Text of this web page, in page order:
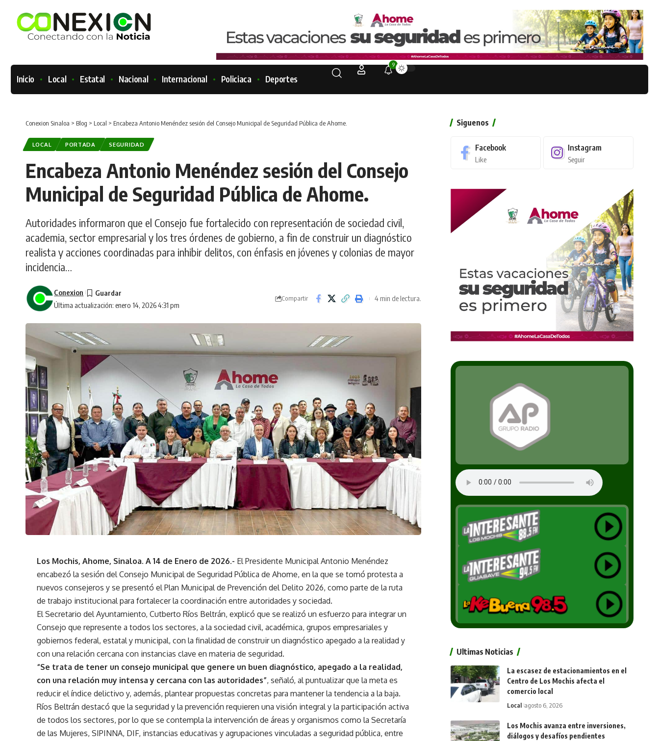
Inicio Local Estatal Nacional Internacional Policiaca Deportes
9
Conexion Sinaloa > Blog > Local > Encabeza Antonio Menéndez sesión del Consejo Municipal de Seguridad Pública de Ahome.
LOCAL PORTADA SEGURIDAD
Encabeza Antonio Menéndez sesión del Consejo
Municipal de Seguridad Pública de Ahome.
Autoridades informaron que el Consejo fue fortalecido con representación de sociedad civil,
academia, sector empresarial y los tres órdenes de gobierno, a fin de construir un diagnóstico
realista y acciones coordinadas para inhibir delitos, con énfasis en jóvenes y colonias de mayor
incidencia…
Última actualización: enero 14, 2026 4:31 pm
Conexion
Compartir 4 min de lectura.
Los Mochis, Ahome, Sinaloa. A 14 de Enero de 2026.- El Presidente Municipal Antonio Menéndez
encabezó la sesión del Consejo Municipal de Seguridad Pública de Ahome, en la que se tomó protesta a
nuevos consejeros y se presentó el Plan Municipal de Prevención del Delito 2026, como parte de la ruta
de trabajo institucional para fortalecer la coordinación entre autoridades y sociedad.
El Secretario del Ayuntamiento, Cutberto Ríos Beltrán, explicó que se realizó un esfuerzo para integrar un
Consejo que represente a todos los sectores, a la sociedad civil, académica, grupos empresariales y
gobiernos federal, estatal y municipal, con la finalidad de construir un diagnóstico apegado a la realidad y
con una relación cercana con instancias clave en materia de seguridad.
“Se trata de tener un consejo municipal que genere un buen diagnóstico, apegado a la realidad,
con una relación muy intensa y cercana con las autoridades”, señaló, al puntualizar que la meta es
reducir el índice delictivo y, además, plantear propuestas concretas para mantener la tendencia a la baja.
Ríos Beltrán destacó que la seguridad y la prevención requieren una visión integral y la participación activa
de todos los sectores, por lo que se contempla la intervención de áreas y organismos como la Secretaría
de las Mujeres, SIPINNA, DIF, instancias educativas y agrupaciones vinculadas a seguridad pública, entre
Siguenos
Facebook
Like
Instagram
Seguir
Ultimas Noticias
La escasez de estacionamientos en el
Centro de Los Mochis afecta el
comercio local
Local agosto 6, 2026
Los Mochis avanza entre inversiones,
diálogos y desafíos pendientes